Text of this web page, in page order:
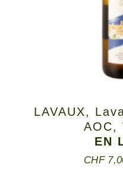
LAVAUX,
AOC,
EN
CHF